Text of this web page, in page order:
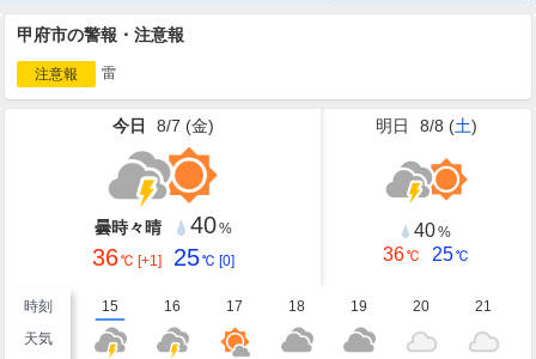
甲府市の警報・注意報
注意報 雷
今日 8/7 (金)
曇時々晴 40%
36℃ [+1] 25℃ [0]
明日 8/8 (土)
40%
36℃ 25℃
時刻 15 16 17 18 19 20
21
天気